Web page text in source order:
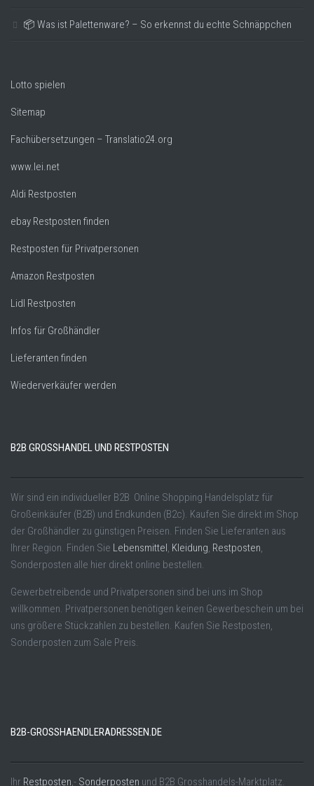
📦 Was ist Palettenware? – So erkennst du echte Schnäppchen
Lotto spielen
Sitemap
Fachübersetzungen – Translatio24.org
www.lei.net
Aldi Restposten
ebay Restposten finden
Restposten für Privatpersonen
Amazon Restposten
Lidl Restposten
Infos für Großhändler
Lieferanten finden
Wiederverkäufer werden
B2B GROSSHANDEL UND RESTPOSTEN
Wir sind ein individueller B2B Online Shopping Handelsplatz für
Großeinkäufer (B2B) und Endkunden (B2c). Kaufen Sie direkt im Shop
der Großhändler zu günstigen Preisen. Finden Sie Lieferanten aus
Ihrer Region. Finden Sie Lebensmittel Kleidung Restposten
Sonderposten alle hier direkt online bestellen.
Gewerbetreibende und Privatpersonen sind bei uns im Shop
willkommen. Privatpersonen benötigen keinen Gewerbeschein um bei
uns größere Stückzahlen zu bestellen. Kaufen Sie Restposten,
Sonderposten zum Sale Preis.
B2B-GROSSHAENDLERADRESSEN.DE
Ihr Restposten ,- Sonderposten und B2B Grosshandels-Marktplatz.